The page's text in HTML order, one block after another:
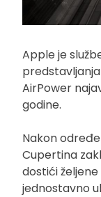
Apple je
AirPower
godine.
Nakon
Cupertina
dostići
jednostavno